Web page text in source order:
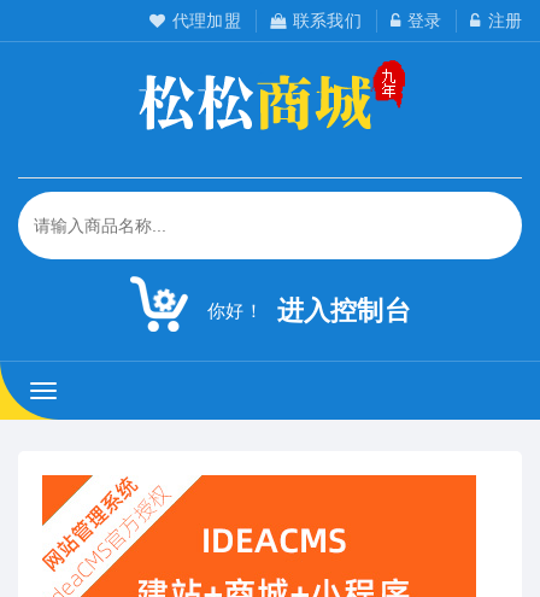
代理加盟 联系我们 登录 注册
你好！ 进入控制台
松
松
室